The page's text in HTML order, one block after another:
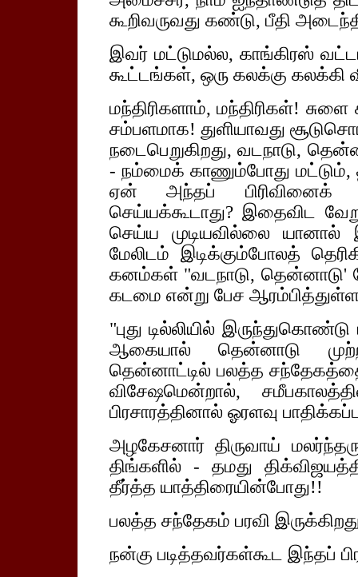
கூறிவருவது கண்டு, பீதி
இவர் மட்டுமல்ல, காங்கிரஸ்
கூட்டங்கள், ஒரு கலக்கு கலக்கி
மந்திரிகளாம், மந்திரிகள்!
சம்பளமாக! துளியாவது
நடைபெறுகிறது, வடநாடு,
- நம்மைக் காணும்போது மட்டும்,
ஏன் அந்தப் பிரிவினைக்
செய்யக்கூடாது? இதைவிட
செய்ய முடியவில்லை
மேலிடம் இடிக்கும்போலத்
கனம்கள் "வடநாடு, தென்னாடு'
கடமை என்று பேச
"புது டில்லியில்
ஆகையால் தென்னாடு
தென்னாட்டில் பலத்த
விசேஷமென்றால்,
பிரசாரத்தினால் ஓரளவு
அழகேசனார் திருவாய்
திங்களில் - தமது
தீர்த்த யாத்திரையின்போது!!
பலத்த சந்தேகம் பரவி
நன்கு படித்தவர்கள்கூட இந்தப்